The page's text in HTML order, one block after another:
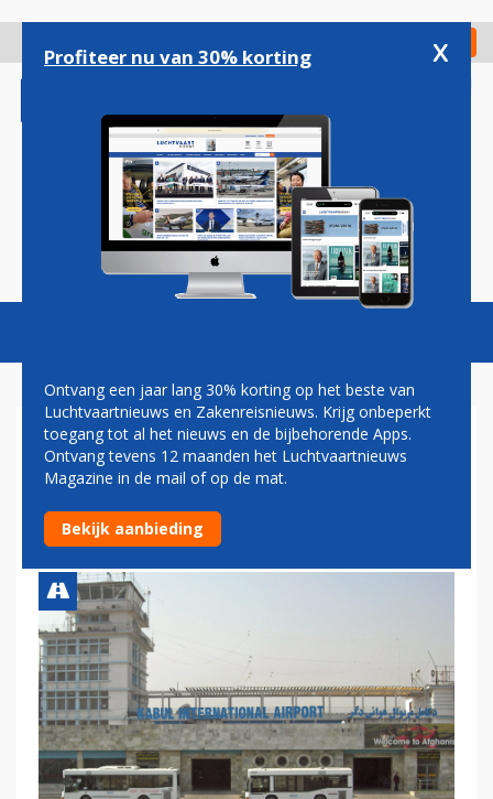
gaan
Check in
Magazine Podcasts Vacatures
QATARI HELPEN TALIBAN
MET DE HEROPENING VAN
VLIEGVELD KABUL
Profiteer nu van 30% korting x
Ontvang een jaar lang 30% korting op het beste van
Luchtvaartnieuws en Zakenreisnieuws. Krijg onbeperkt
toegang tot al het nieuws en de bijbehorende Apps.
Ontvang tevens 12 maanden het Luchtvaartnieuws
Magazine in de mail of op de mat.
Bekijk aanbieding